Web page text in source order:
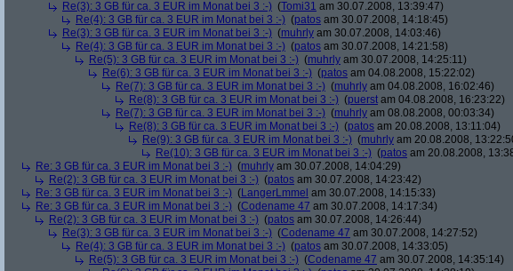
Re(3): 3 GB für ca. 3 EUR im Monat bei 3 :-) (Tomi31 am 30.07.2008, 13:39:47)
Re(4): 3 GB für ca. 3 EUR im Monat bei 3 :-) (patos am 30.07.2008, 14:18:45)
Re(3): 3 GB für ca. 3 EUR im Monat bei 3 :-) (muhrly am 30.07.2008, 14:03:46)
Re(4): 3 GB für ca. 3 EUR im Monat bei 3 :-) (patos am 30.07.2008, 14:21:58)
Re(5): 3 GB für ca. 3 EUR im Monat bei 3 :-) (muhrly am 30.07.2008, 14:25:11)
Re(6): 3 GB für ca. 3 EUR im Monat bei 3 :-) (patos am 04.08.2008, 15:22:02)
Re(7): 3 GB für ca. 3 EUR im Monat bei 3 :-) (muhrly am 04.08.2008, 16:02:46)
Re(8): 3 GB für ca. 3 EUR im Monat bei 3 :-) (puerst am 04.08.2008, 16:23:22)
Re(7): 3 GB für ca. 3 EUR im Monat bei 3 :-) (muhrly am 08.08.2008, 00:03:34)
Re(8): 3 GB für ca. 3 EUR im Monat bei 3 :-) (patos am 20.08.2008, 13:11:04)
Re(9): 3 GB für ca. 3 EUR im Monat bei 3 :-) (muhrly am 20.08.2008,
Re(10): 3 GB für ca. 3 EUR im Monat bei 3 :-) (patos am 20.08.2008,
Re: 3 GB für ca. 3 EUR im Monat bei 3 :-) (muhrly am 30.07.2008, 14:04:29)
Re(2): 3 GB für ca. 3 EUR im Monat bei 3 :-) (patos am 30.07.2008, 14:23:42)
Re: 3 GB für ca. 3 EUR im Monat bei 3 :-) (LangerLmmel am 30.07.2008, 14:15:33)
Re: 3 GB für ca. 3 EUR im Monat bei 3 :-) (Codename 47 am 30.07.2008, 14:17:34)
Re(2): 3 GB für ca. 3 EUR im Monat bei 3 :-) (patos am 30.07.2008, 14:26:44)
Re(3): 3 GB für ca. 3 EUR im Monat bei 3 :-) (Codename 47 am 30.07.2008, 14:27:52)
Re(4): 3 GB für ca. 3 EUR im Monat bei 3 :-) (patos am 30.07.2008, 14:33:05)
Re(5): 3 GB für ca. 3 EUR im Monat bei 3 :-) (Codename 47 am 30.07.2008, 14:35:14)